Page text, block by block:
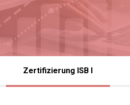
Zertifizierung ISB I